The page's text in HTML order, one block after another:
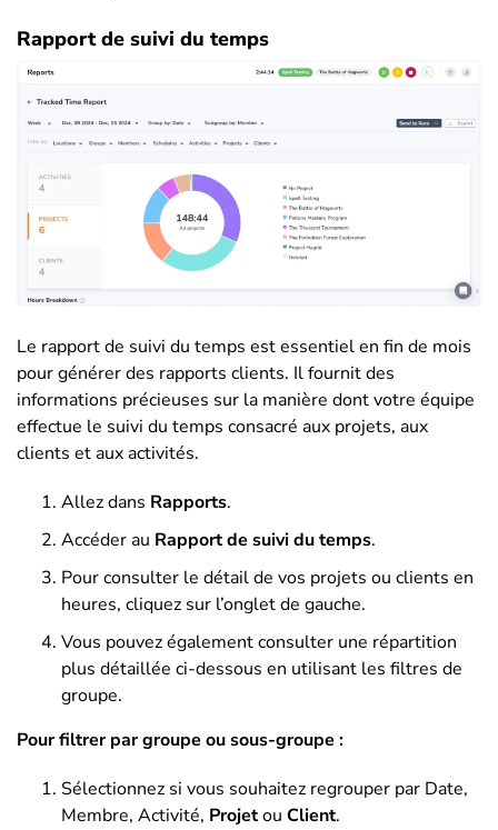
Rapport de suivi du temps
Le rapport de suivi du temps est essentiel en fin de mois
pour générer des rapports clients. Il fournit des
informations précieuses sur la manière dont votre équipe
effectue le suivi du temps consacré aux projets, aux
clients et aux activités.
Allez dans Rapports.
Accéder au Rapport de suivi du temps.
Pour consulter le détail de vos projets ou clients en
heures, cliquez sur l’onglet de gauche.
Vous pouvez également consulter une répartition
plus détaillée ci-dessous en utilisant les filtres de
groupe.
Pour filtrer par groupe ou sous-groupe :
Sélectionnez si vous souhaitez regrouper par Date,
Membre, Activité, Projetou Client.